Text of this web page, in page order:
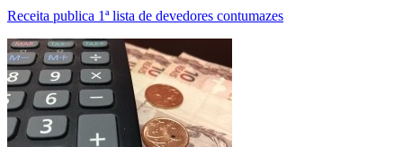
Receita publica 1ª lista de devedores contumazes